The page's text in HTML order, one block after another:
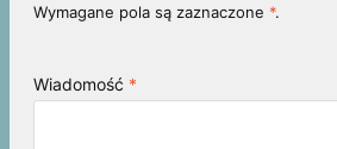
Wymagane pola są zaznaczone *.
Wiadomość *